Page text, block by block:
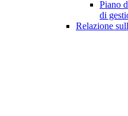
Piano
di
Relazione